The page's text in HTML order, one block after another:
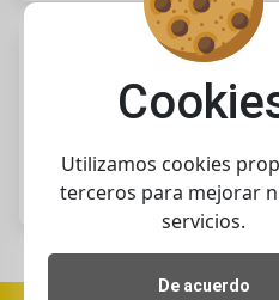
Utilizamos cookies
terceros para mejorar
servicios.
De acuerdo
2022-08-19 14:08:57